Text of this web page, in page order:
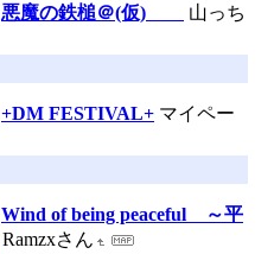
悪魔の鉄槌＠(仮)
山っち
+DM FESTIVAL+ マイペー
Wind of being peaceful ～平
Ramzxさん